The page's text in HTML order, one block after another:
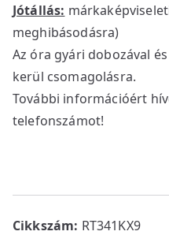
Jótállás:
meghibásodásra)
Az óra gyári dobozával
kerül csomagolásra.
További információért
telefonszámot!
Cikkszám: RT341KX9